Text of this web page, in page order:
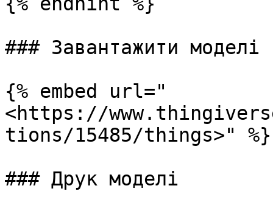
### Завантажити моделі
{% embed url="
<https://
tions/15485/things>" %}
### Друк моделі